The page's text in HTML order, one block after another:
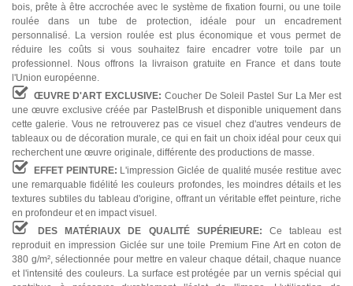
bois, prête à être accrochée avec le système de fixation fourni, ou une toile
roulée dans un tube de protection, idéale pour un encadrement
personnalisé. La version roulée est plus économique et vous permet de
réduire les coûts si vous souhaitez faire encadrer votre toile par un
professionnel. Nous offrons la livraison gratuite en France et dans toute
l'Union européenne.
ŒUVRE D'ART EXCLUSIVE: Coucher De Soleil Pastel Sur La Mer est
une œuvre exclusive créée par PastelBrush et disponible uniquement dans
cette galerie. Vous ne retrouverez pas ce visuel chez d'autres vendeurs de
tableaux ou de décoration murale, ce qui en fait un choix idéal pour ceux qui
recherchent une œuvre originale, différente des productions de masse.
EFFET PEINTURE: L'impression Giclée de qualité musée restitue avec
une remarquable fidélité les couleurs profondes, les moindres détails et les
textures subtiles du tableau d'origine, offrant un véritable effet peinture, riche
en profondeur et en impact visuel.
DES MATÉRIAUX DE QUALITÉ SUPÉRIEURE: Ce tableau est
reproduit en impression Giclée sur une toile Premium Fine Art en coton de
380 g/m², sélectionnée pour mettre en valeur chaque détail, chaque nuance
et l'intensité des couleurs. La surface est protégée par un vernis spécial qui